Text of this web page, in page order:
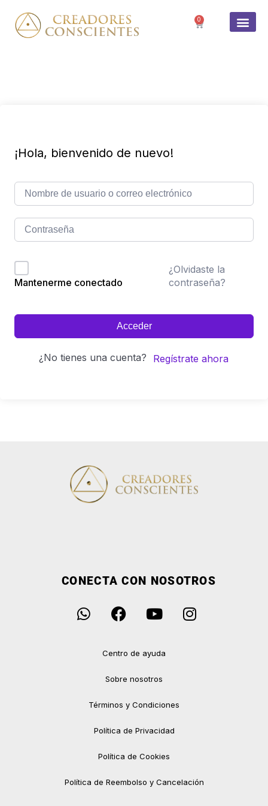
0
¡Hola, bienvenido de nuevo!
Mantenerme conectado
¿Olvidaste la
contraseña?
Acceder
¿No tienes una cuenta? Regístrate ahora
CONECTA CON NOSOTROS
Centro de ayuda
Sobre nosotros
Términos y Condiciones
Política de Privacidad
Política de Cookies
Política de Reembolso y Cancelación